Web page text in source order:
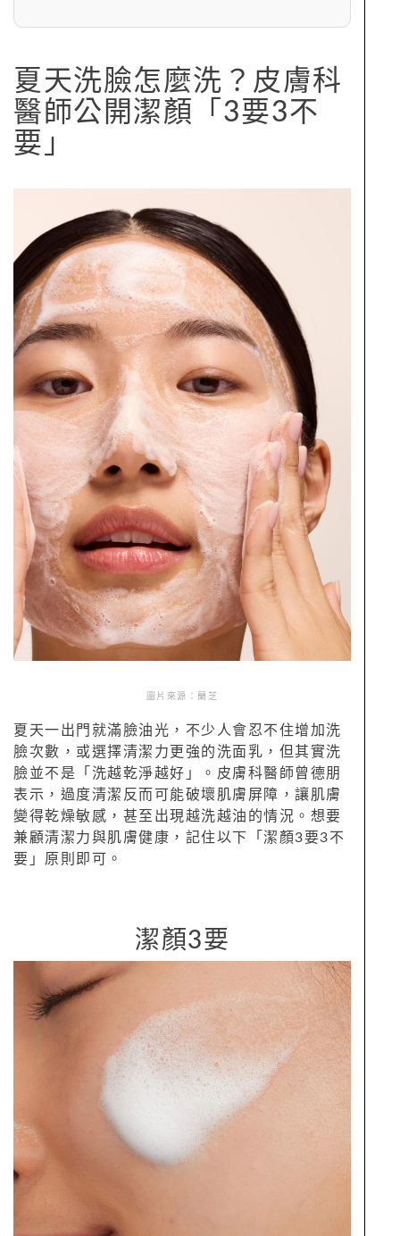
夏天洗臉怎麼洗？皮膚科
醫師公開潔顏「3要3不
要」
圖片來源：蘭芝
夏天一出門就滿臉油光，不少人會忍不住增加洗
臉次數，或選擇清潔力更強的洗面乳，但其實洗
臉並不是「洗越乾淨越好」。皮膚科醫師曾德朋
表示，過度清潔反而可能破壞肌膚屏障，讓肌膚
變得乾燥敏感，甚至出現越洗越油的情況。想要
兼顧清潔力與肌膚健康，記住以下「潔顏3要3不
要」原則即可。
潔顏3要